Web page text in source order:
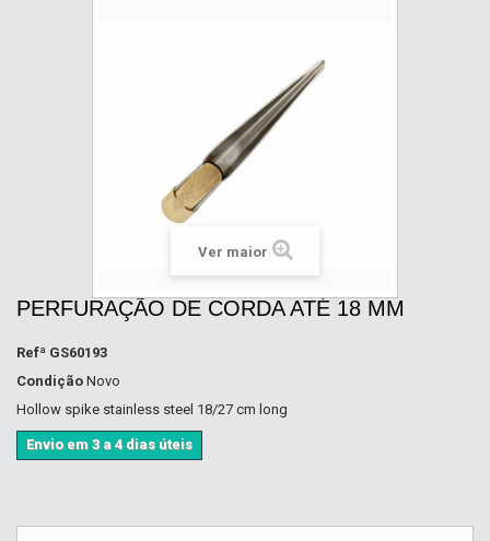
Ver maior
PERFURAÇÃO DE CORDA ATÉ 18 MM
Refª GS60193
Condição Novo
Hollow spike stainless steel 18/27 cm long
Envio em 3 a 4 dias úteis